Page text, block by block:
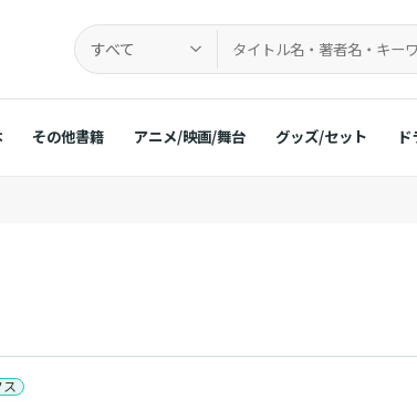
すべて
その他書籍 アニメ/映画/舞台 グッズ/セット
ス